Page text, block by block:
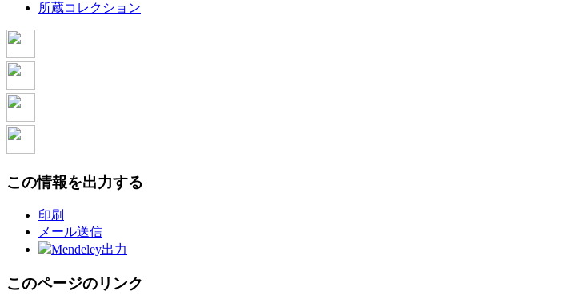
所蔵コレクション
この情報を出力する
印刷
メール送信
Mendeley出力
このページのリンク